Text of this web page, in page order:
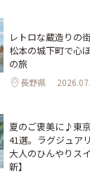
レトロな蔵造りの
松本の城下町で心
の旅
長野県
夏のご褒美に♪東
41選。ラグジュア
大人のひんやりス
新】